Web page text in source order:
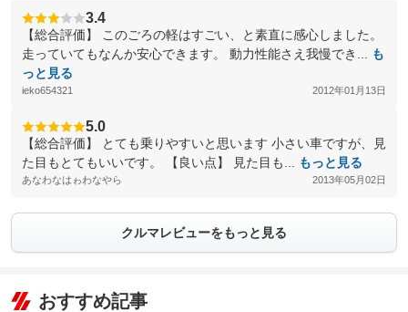
3.4
【総合評価】 このごろの軽はすごい、と素直に感心しました。
走っていてもなんか安心できます。 動力性能さえ我慢でき...
も
っと見る
ieko654321 2012年01月13日
5.0
【総合評価】 とても乗りやすいと思います 小さい車ですが、見
た目もとてもいいです。 【良い点】 見た目も...
もっと見る
あなわなはゎわなやら 2013年05月02日
クルマレビューをもっと見る
おすすめ記事